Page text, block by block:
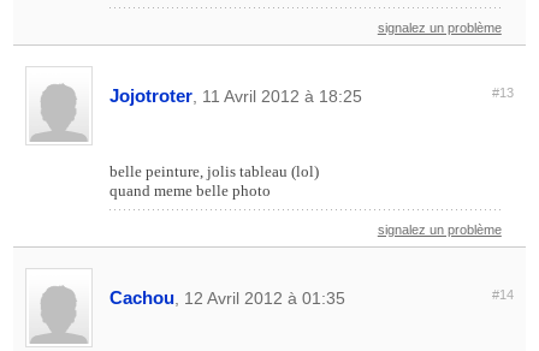
signalez un problème
Jojotroter , 11 Avril 2012 à 18:25 #13
belle peinture, jolis tableau (lol)
quand meme belle photo
signalez un problème
Cachou , 12 Avril 2012 à 01:35 #14